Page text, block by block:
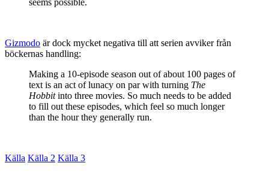
seems possible.
Gizmodo är dock mycket negativa till att serien avviker från
böckernas handling:
Making a 10-episode season out of about 100 pages of
text is an act of lunacy on par with turning The
Hobbitinto three movies. So much needs to be added
to fill out these episodes, which feel so much longer
than the hour they generally run.
Källa Källa 2 Källa 3